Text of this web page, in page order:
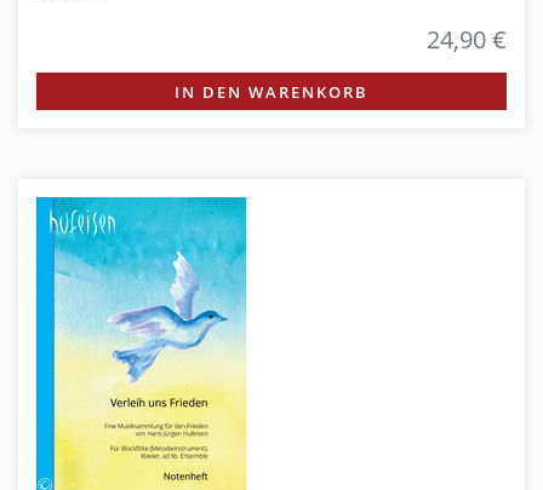
24,90 €
IN DEN WARENKORB